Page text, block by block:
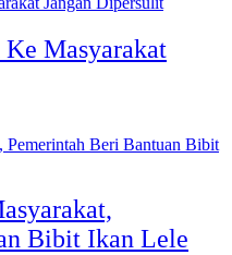
Masyarakat
Bibit Ikan Lele